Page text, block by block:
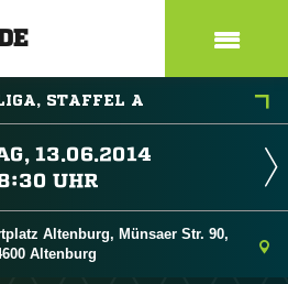
STAFFEL A


Altenburg, Münsaer Str. 90,
Altenburg